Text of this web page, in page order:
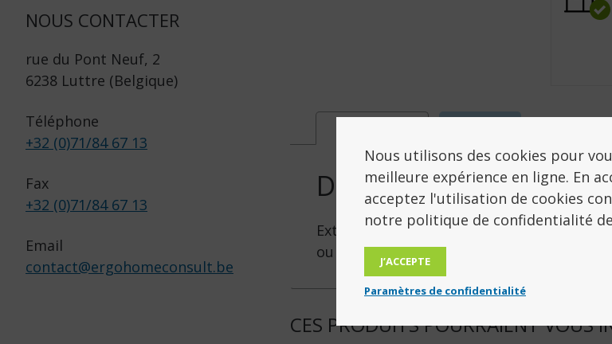
NOUS CONTACTER
rue du Pont Neuf, 2
6238 Luttre (Belgique)
Téléphone
+32 (0)71/84 67 13
Fax
+32 (0)71/84 67 13
Email
contact@ergohomeconsult.be
DESCRIPTION
Extrait de parfum à utiliser en massage
ou en parfum d’ambiance. Flacon verre
CES PRODUITS POURRAIENT VOUS
Nous utilisons des cookies pour
meilleure expérience en ligne. En
acceptez l'utilisation de cookies
notre politique de confidentialité
J’ACCEPTE
Paramètres de confidentialité